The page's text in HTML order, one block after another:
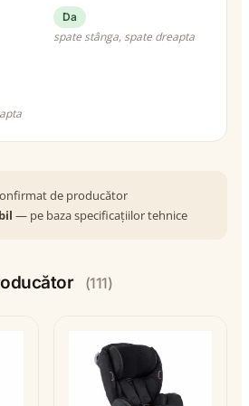
Da
spate stânga, spate dreapta
de producător
— pe baza specificațiilor tehnice
(111)